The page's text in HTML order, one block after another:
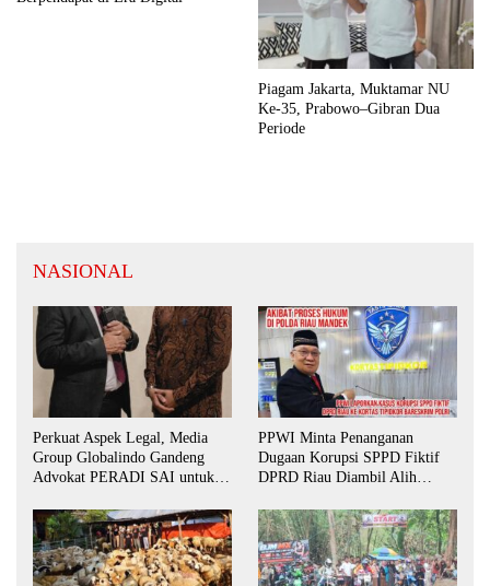
Piagam Jakarta, Muktamar NU
Ke-35, Prabowo–Gibran Dua
Periode
NASIONAL
Perkuat Aspek Legal, Media
Group Globalindo Gandeng
Advokat PERADI SAI untuk
PPWI Minta Penanganan
Dugaan Korupsi SPPD Fiktif
DPRD Riau Diambil Alih